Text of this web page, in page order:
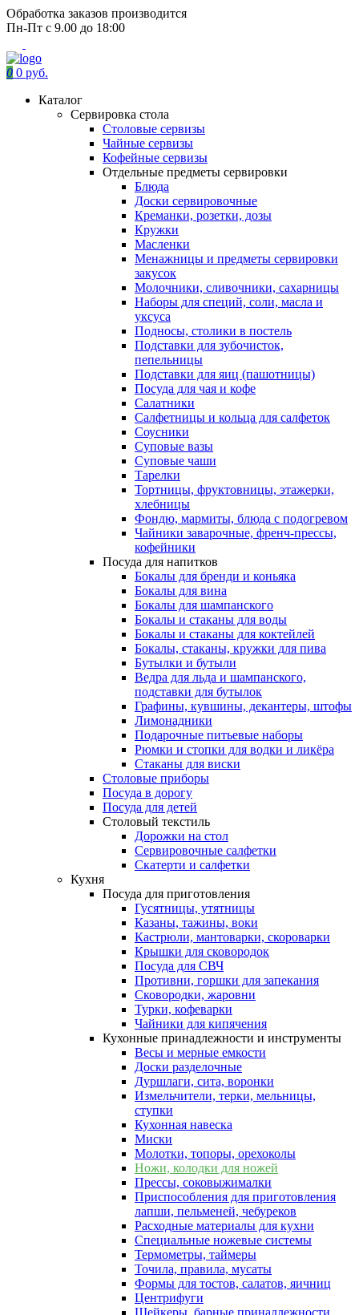
Обработка заказов производится
Пн-Пт с 9.00 до 18:00
0 0 руб.
Каталог
Сервировка стола
Столовые сервизы
Чайные сервизы
Кофейные сервизы
Отдельные предметы сервировки
Блюда
Доски сервировочные
Креманки, розетки, дозы
Кружки
Масленки
Менажницы и предметы сервировки
закусок
Молочники, сливочники, сахарницы
Наборы для специй, соли, масла и
уксуса
Подносы, столики в постель
Подставки для зубочисток,
пепельницы
Подставки для яиц (пашотницы)
Посуда для чая и кофе
Салатники
Салфетницы и кольца для салфеток
Соусники
Суповые вазы
Суповые чаши
Тарелки
Тортницы, фруктовницы, этажерки,
хлебницы
Фондю, мармиты, блюда с подогревом
Чайники заварочные, френч-прессы,
кофейники
Посуда для напитков
Бокалы для бренди и коньяка
Бокалы для вина
Бокалы для шампанского
Бокалы и стаканы для воды
Бокалы и стаканы для коктейлей
Бокалы, стаканы, кружки для пива
Бутылки и бутыли
Ведра для льда и шампанского,
подставки для бутылок
Графины, кувшины, декантеры, штофы
Лимонадники
Подарочные питьевые наборы
Рюмки и стопки для водки и ликёра
Стаканы для виски
Столовые приборы
Посуда в дорогу
Посуда для детей
Столовый текстиль
Дорожки на стол
Сервировочные салфетки
Скатерти и салфетки
Кухня
Посуда для приготовления
Гусятницы, утятницы
Казаны, тажины, воки
Кастрюли, мантоварки, скороварки
Крышки для сковородок
Посуда для СВЧ
Противни, горшки для запекания
Сковородки, жаровни
Турки, кофеварки
Чайники для кипячения
Кухонные принадлежности и инструменты
Весы и мерные емкости
Доски разделочные
Дуршлаги, сита, воронки
Измельчители, терки, мельницы,
ступки
Кухонная навеска
Миски
Молотки, топоры, орехоколы
Ножи, колодки для ножей
Прессы, соковыжималки
Приспособления для приготовления
лапши, пельменей, чебуреков
Расходные материалы для кухни
Специальные ножевые системы
Термометры, таймеры
Точила, правила, мусаты
Формы для тостов, салатов, яичниц
Центрифуги
Шейкеры, барные принадлежности